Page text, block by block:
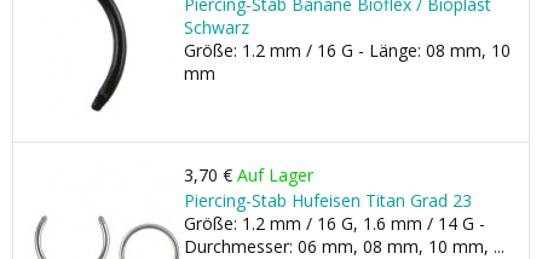
Schwarz
Größe: 1.2 mm / 16 G - Länge: 08 mm, 10
mm
3,70 € Auf Lager
Piercing-Stab Hufeisen Titan Grad 23
Größe: 1.2 mm / 16 G, 1.6 mm / 14 G -
Durchmesser: 06 mm, 08 mm, 10 mm, ...